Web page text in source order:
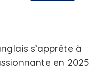
s’apprête à
en 2025